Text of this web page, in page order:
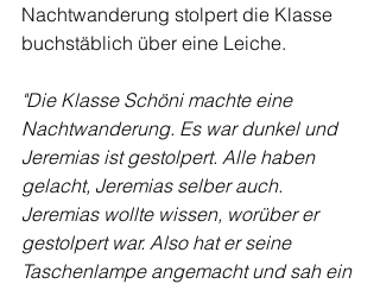
Nachtwanderung stolpert die Klasse
buchstäblich über eine Leiche.
"Die Klasse Schöni machte eine
Nachtwanderung. Es war dunkel und
Jeremias ist gestolpert. Alle haben
gelacht, Jeremias selber auch.
Jeremias wollte wissen, worüber er
gestolpert war. Also hat er seine
Taschenlampe angemacht und sah ein